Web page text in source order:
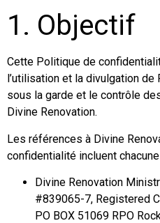
1. Objectif
Cette Politique de
l’utilisation et la divulgation
sous la garde et le contrôle
Divine Renovation.
Les références à Divine
confidentialité incluent
Divine Renovation
#839065-7, Registered
PO BOX 51069 RPO